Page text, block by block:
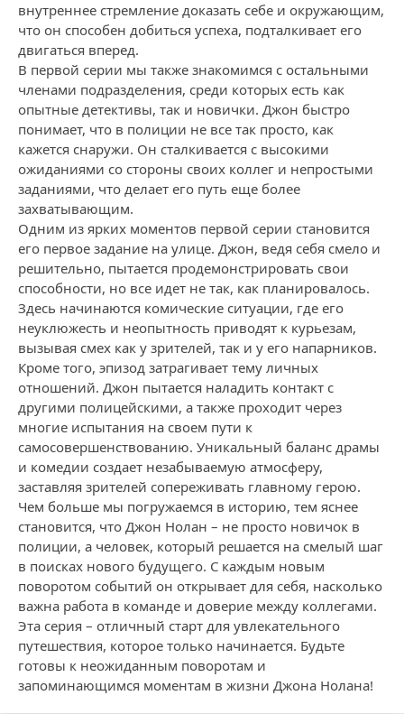
внутреннее стремление доказать себе и окружающим,
что он способен добиться успеха, подталкивает его
двигаться вперед.
В первой серии мы также знакомимся с остальными
членами подразделения, среди которых есть как
опытные детективы, так и новички. Джон быстро
понимает, что в полиции не все так просто, как
кажется снаружи. Он сталкивается с высокими
ожиданиями со стороны своих коллег и непростыми
заданиями, что делает его путь еще более
захватывающим.
Одним из ярких моментов первой серии становится
его первое задание на улице. Джон, ведя себя смело и
решительно, пытается продемонстрировать свои
способности, но все идет не так, как планировалось.
Здесь начинаются комические ситуации, где его
неуклюжесть и неопытность приводят к курьезам,
вызывая смех как у зрителей, так и у его напарников.
Кроме того, эпизод затрагивает тему личных
отношений. Джон пытается наладить контакт с
другими полицейскими, а также проходит через
многие испытания на своем пути к
самосовершенствованию. Уникальный баланс драмы
и комедии создает незабываемую атмосферу,
заставляя зрителей сопереживать главному герою.
Чем больше мы погружаемся в историю, тем яснее
становится, что Джон Нолан – не просто новичок в
полиции, а человек, который решается на смелый шаг
в поисках нового будущего. С каждым новым
поворотом событий он открывает для себя, насколько
важна работа в команде и доверие между коллегами.
Эта серия – отличный старт для увлекательного
путешествия, которое только начинается. Будьте
готовы к неожиданным поворотам и
запоминающимся моментам в жизни Джона Нолана!